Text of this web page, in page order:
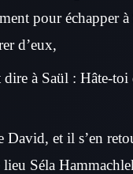
pour échapper
d’eux,
dire à Saül : Hâte-
David, et il s’en
Séla